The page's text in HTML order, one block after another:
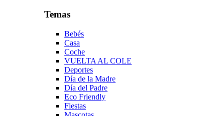
Temas
Bebés
Casa
Coche
VUELTA AL COLE
Deportes
Día de la Madre
Día del Padre
Eco Friendly
Fiestas